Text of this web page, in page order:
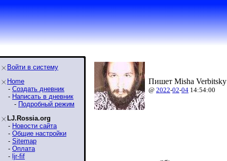
Войти в систему
Home
- Создать дневник
- Написать в дневник
- Подробный режим
LJ.Rossia.org
- Новости сайта
- Общие настройки
- Sitemap
- Оплата
- ljr-fif
Пишет Misha
@ 2022-02-04 14:54:00